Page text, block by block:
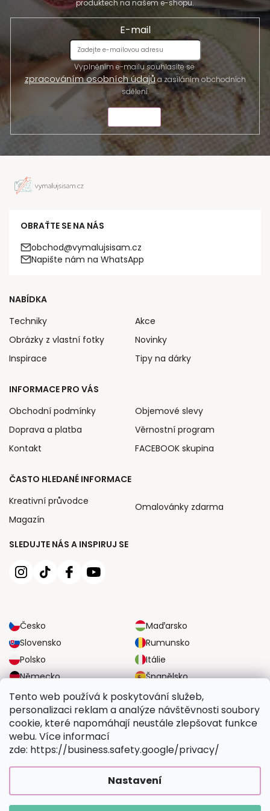
Tento web používá k poskytování služeb,
personalizaci reklam a analýze návštěvnosti soubory
cookie, které napomáhají neustále zlepšovat funkce
webu. Více informací
zde: https://business.safety.google/privacy/
Nastavení
produktech na našem e-shopu.
E-mail
Vyplněním e-mailu souhlasíte se
zpracováním osobních údajůa zasíláním obchodních
sdělení.
OBRAŤTE SE NA NÁS
obchod@vymalujsisam.cz
Napište nám na WhatsApp
SLEDUJTE NÁS A INSPIRUJ SE
Česko
Maďarsko
Slovensko
Rumunsko
Polsko
Itálie
Německo
Španělsko
Velká Británie
Rakousko
NABÍDKA
Techniky
Obrázky z vlastní fotky
Inspirace
Akce
Novinky
Tipy na dárky
INFORMACE PRO VÁS
Obchodní podmínky
Doprava a platba
Kontakt
Objemové slevy
Věrnostní program
FACEBOOK skupina
ČASTO HLEDANÉ INFORMACE
Kreativní průvodce
Magazín
Omalovánky zdarma
SPOLEHLIVÉ MOŽNOSTI DOPRAVY
BEZPEČNÉ MOŽNOSTI PLATBY